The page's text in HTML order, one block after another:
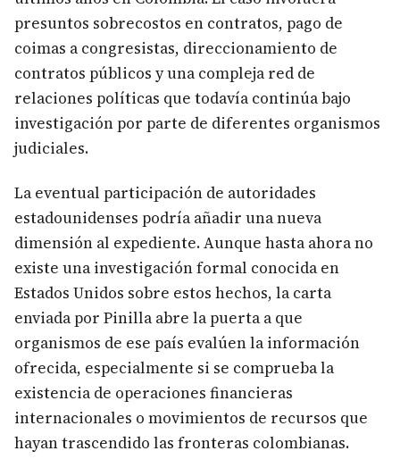
presuntos sobrecostos en contratos, pago de
coimas a congresistas, direccionamiento de
contratos públicos y una compleja red de
relaciones políticas que todavía continúa bajo
investigación por parte de diferentes organismos
judiciales.
La eventual participación de autoridades
estadounidenses podría añadir una nueva
dimensión al expediente. Aunque hasta ahora no
existe una investigación formal conocida en
Estados Unidos sobre estos hechos, la carta
enviada por Pinilla abre la puerta a que
organismos de ese país evalúen la información
ofrecida, especialmente si se comprueba la
existencia de operaciones financieras
internacionales o movimientos de recursos que
hayan trascendido las fronteras colombianas.